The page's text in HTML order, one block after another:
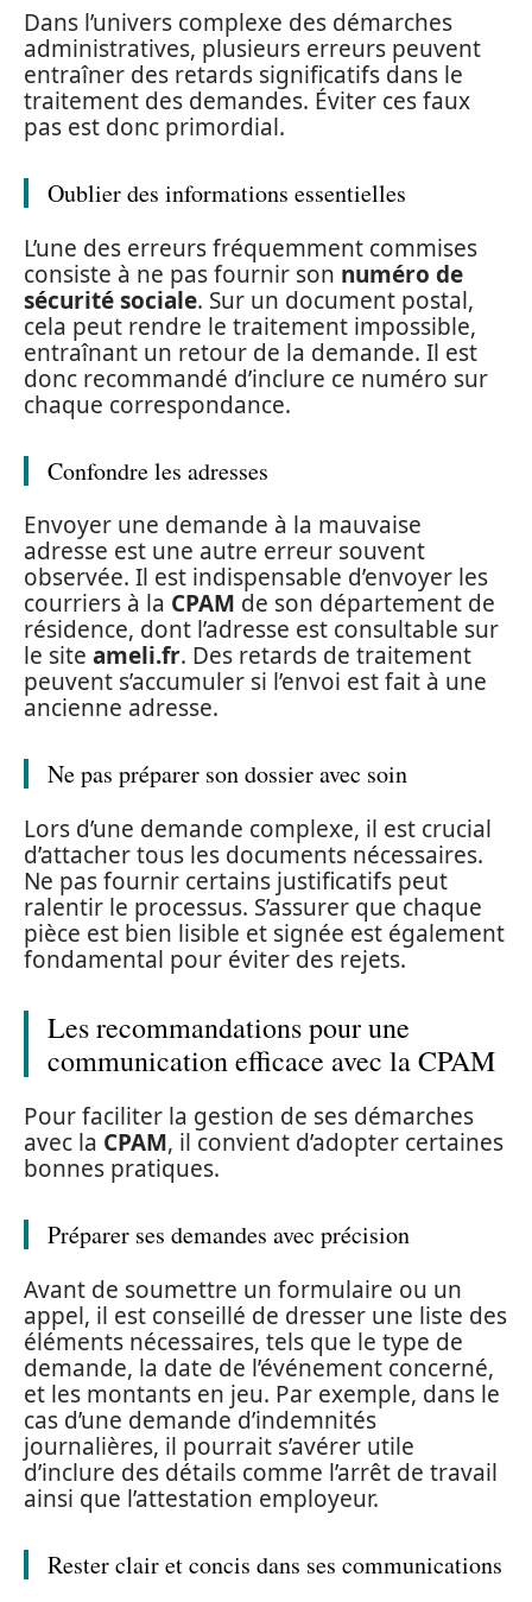
Dans l’univers complexe des démarches
administratives, plusieurs erreurs peuvent
entraîner des retards significatifs dans le
traitement des demandes. Éviter ces faux
pas est donc primordial.
Oublier des informations essentielles
L’une des erreurs fréquemment commises
consiste à ne pas fournir son numéro de
sécurité sociale. Sur un document postal,
cela peut rendre le traitement impossible,
entraînant un retour de la demande. Il est
donc recommandé d’inclure ce numéro sur
chaque correspondance.
Confondre les adresses
Envoyer une demande à la mauvaise
adresse est une autre erreur souvent
observée. Il est indispensable d’envoyer les
courriers à la CPAM de son département de
résidence, dont l’adresse est consultable sur
le site ameli.fr. Des retards de traitement
peuvent s’accumuler si l’envoi est fait à une
ancienne adresse.
Ne pas préparer son dossier avec soin
Lors d’une demande complexe, il est crucial
d’attacher tous les documents nécessaires.
Ne pas fournir certains justificatifs peut
ralentir le processus. S’assurer que chaque
pièce est bien lisible et signée est également
fondamental pour éviter des rejets.
Les recommandations pour une
communication efficace avec la CPAM
Pour faciliter la gestion de ses démarches
avec la CPAM, il convient d’adopter certaines
bonnes pratiques.
Préparer ses demandes avec précision
Avant de soumettre un formulaire ou un
appel, il est conseillé de dresser une liste des
éléments nécessaires, tels que le type de
demande, la date de l’événement concerné,
et les montants en jeu. Par exemple, dans le
cas d’une demande d’indemnités
journalières, il pourrait s’avérer utile
d’inclure des détails comme l’arrêt de travail
ainsi que l’attestation employeur.
Rester clair et concis dans ses communications